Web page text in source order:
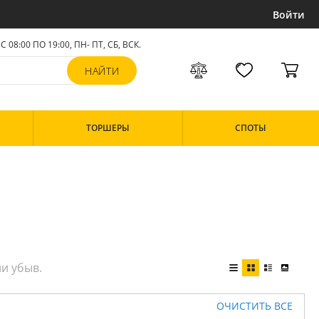
Войти
С 08:00 ПО 19:00, ПН- ПТ,СБ, ВСК.
ТОРШЕРЫ СПОТЫ
ОЧИСТИТЬ ВСЕ